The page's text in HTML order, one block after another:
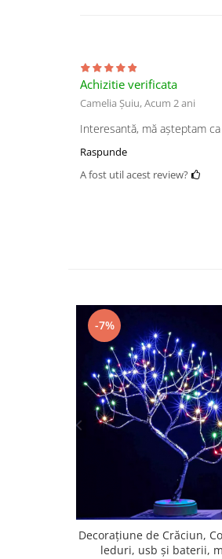
Achizitie verificata
Camelia Șuiu,Acum 2 ani
Interesantă, mă așteptam
Raspunde
A fost util acest review?
-7%
Decorațiune de Crăciun,
leduri, usb și baterii,